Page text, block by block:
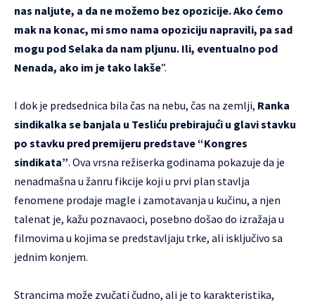
nas naljute, a da ne možemo bez opozicije. Ako ćemo
mak na konac, mi smo nama opoziciju napravili, pa sad
mogu pod Selaka da nam pljunu. Ili, eventualno pod
Nenada, ako im je tako lakše”.
I dok je predsednica bila čas na nebu, čas na zemlji, Ranka
sindikalka se banjala u Tesliću prebirajući u glavi stavku
po stavku pred premijeru predstave “Kongres
sindikata”. Ova vrsna režiserka godinama pokazuje da je
nenadmašna u žanru fikcije koji u prvi plan stavlja
fenomene prodaje magle i zamotavanja u kučinu, a njen
talenat je, kažu poznavaoci, posebno došao do izražaja u
filmovima u kojima se predstavljaju trke, ali isključivo sa
jednim konjem.
Strancima može zvučati čudno, ali je to karakteristika,